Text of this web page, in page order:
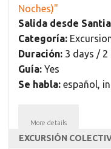
Noches)"
Salida desde
Categoría:
Duración: 3 days / 2
Guía: Yes
Se habla: español,
More details
EXCURSIÓN